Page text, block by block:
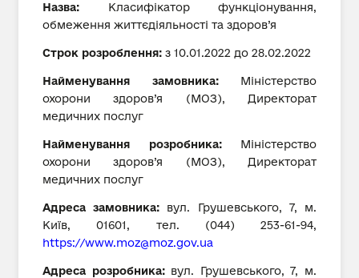
Назва: Класифікатор функціонування,
обмеження життєдіяльності та здоров’я
Строк розроблення: з 10.01.2022 до 28.02.2022
Найменування замовника:Міністерство
охорони здоров’я (МОЗ), Директорат
медичних послуг
Найменування розробника:Міністерство
охорони здоров’я (МОЗ), Директорат
медичних послуг
Адреса замовника: вул. Грушевського, 7, м.
Київ, 01601, тел. (044) 253-61-94,
https://www.moz@moz.gov.ua
Адреса розробника:вул. Грушевського, 7, м.